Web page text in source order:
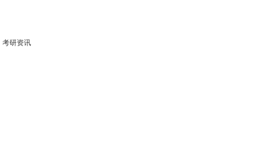
考研资讯